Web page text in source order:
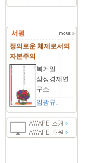
정의로운 체제로서의
자본주의
복거일
삼성경제연
구소
임광규..